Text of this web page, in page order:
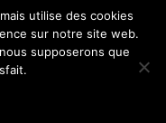
utilise des cookies
sur notre site web.
supposerons que